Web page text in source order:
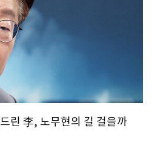
린 李, 노무현의 길 걸을까